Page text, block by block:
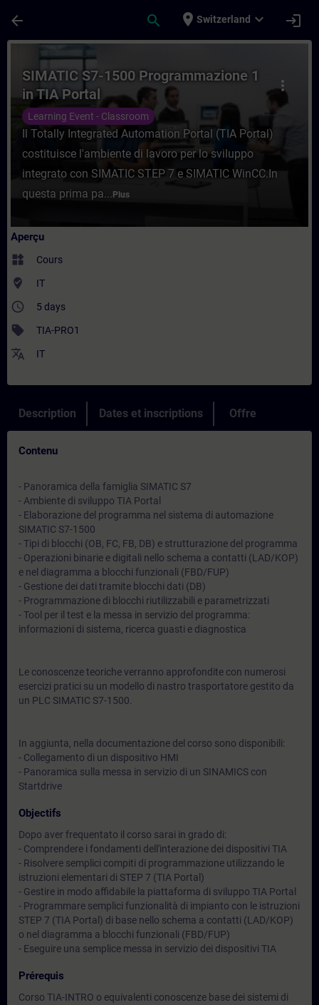
arrow_back search place Switzerland expand_more login
Cours - SIMATIC S7-1500
more_vert
SIMATIC S7-1500 Programmazione 1
in TIA Portal
Learning Event - Classroom
Il Totally Integrated Automation Portal (TIA Portal)
costituisce l'ambiente di lavoro per lo sviluppo
integrato con SIMATIC STEP 7 e SIMATIC WinCC.In
questa prima pa... Plus
Aperçu
widgets Cours
where_to_vote IT
access_time 5 days
sell TIA-PRO1
translate IT
Description Dates et inscriptions Offre
Contenu
- Panoramica della famiglia SIMATIC S7
- Ambiente di sviluppo TIA Portal
- Elaborazione del programma nel sistema di automazione
SIMATIC S7-1500
- Tipi di blocchi (OB, FC, FB, DB) e strutturazione del programma
- Operazioni binarie e digitali nello schema a contatti (LAD/KOP)
e nel diagramma a blocchi funzionali (FBD/FUP)
- Gestione dei dati tramite blocchi dati (DB)
- Programmazione di blocchi riutilizzabili e parametrizzati
- Tool per il test e la messa in servizio del programma:
informazioni di sistema, ricerca guasti e diagnostica
Le conoscenze teoriche verranno approfondite con numerosi
esercizi pratici su un modello di nastro trasportatore gestito da
un PLC SIMATIC S7-1500.
In aggiunta, nella documentazione del corso sono disponibili:
- Collegamento di un dispositivo HMI
- Panoramica sulla messa in servizio di un SINAMICS con
Startdrive
Objectifs
Dopo aver frequentato il corso sarai in grado di:
- Comprendere i fondamenti dell'interazione dei dispositivi TIA
- Risolvere semplici compiti di programmazione utilizzando le
istruzioni elementari di STEP 7 (TIA Portal)
- Gestire in modo affidabile la piattaforma di sviluppo TIA Portal
- Programmare semplici funzionalità di impianto con le istruzioni
STEP 7 (TIA Portal) di base nello schema a contatti (LAD/KOP)
o nel diagramma a blocchi funzionali (FBD/FUP)
- Eseguire una semplice messa in servizio dei dispositivi TIA
Prérequis
Corso TIA-INTRO o equivalenti conoscenze base dei sistemi di